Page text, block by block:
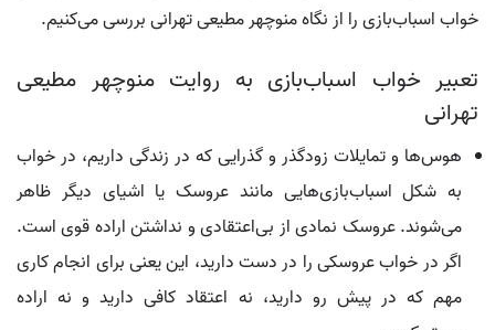
خواب اسباب‌بازی را از نگاه منوچهر مطیعی تهرانی بررسی می‌کنیم.
تعبیر خواب اسباب‌بازی به روایت منوچهر مطیعی
تهرانی
هوس‌ها و تمایلات زودگذر و گذرایی که در زندگی داریم، در خواب
به شکل اسباب‌بازی‌هایی مانند عروسک یا اشیای دیگر ظاهر
می‌شوند. عروسک نمادی از بی‌اعتقادی و نداشتن اراده قوی است.
اگر در خواب عروسکی را در دست دارید، این یعنی برای انجام کاری
مهم که در پیش رو دارید، نه اعتقاد کافی دارید و نه اراده